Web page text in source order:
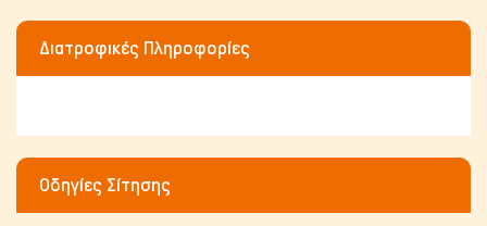
Διατροφικές Πληροφορίες
Οδηγίες Σίτησης